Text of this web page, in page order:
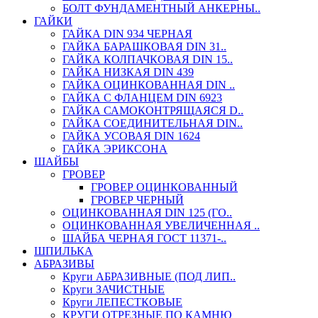
БОЛТ ФУНДАМЕНТНЫЙ АНКЕРНЫ..
ГАЙКИ
ГАЙКА DIN 934 ЧЕРНАЯ
ГАЙКА БАРАШКОВАЯ DIN 31..
ГАЙКА КОЛПАЧКОВАЯ DIN 15..
ГАЙКА НИЗКАЯ DIN 439
ГАЙКА ОЦИНКОВАННАЯ DIN ..
ГАЙКА С ФЛАНЦЕМ DIN 6923
ГАЙКА САМОКОНТРЯЩАЯСЯ D..
ГАЙКА СОЕДИНИТЕЛЬНАЯ DIN..
ГАЙКА УСОВАЯ DIN 1624
ГАЙКА ЭРИКСОНА
ШАЙБЫ
ГРОВЕР
ГРОВЕР ОЦИНКОВАННЫЙ
ГРОВЕР ЧЕРНЫЙ
ОЦИНКОВАННАЯ DIN 125 (ГО..
ОЦИНКОВАННАЯ УВЕЛИЧЕННАЯ ..
ШАЙБА ЧЕРНАЯ ГОСТ 11371-..
ШПИЛЬКА
АБРАЗИВЫ
Круги АБРАЗИВНЫЕ (ПОД ЛИП..
Круги ЗАЧИСТНЫЕ
Круги ЛЕПЕСТКОВЫЕ
КРУГИ ОТРЕЗНЫЕ ПО КАМНЮ